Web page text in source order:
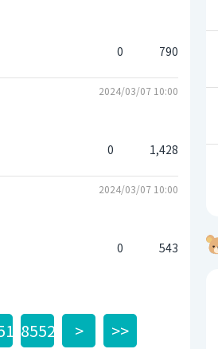
0 790
2024/03/07 10:00
0 1,428
2024/03/07 10:00
0 543
8552 > >>